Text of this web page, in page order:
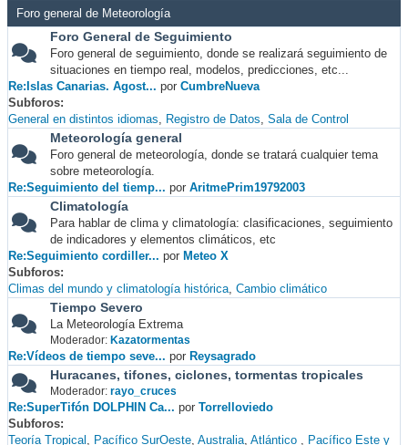
Foro general de Meteorología
Foro General de Seguimiento
Foro general de seguimiento, donde se realizará seguimiento de
situaciones en tiempo real, modelos, predicciones, etc...
Re:Islas Canarias. Agost... por CumbreNueva
Subforos
General en distintos idiomas
Registro de Datos Sala de Control
Meteorología general
Foro general de meteorología, donde se tratará cualquier tema
sobre meteorología.
Re:Seguimiento del tiemp... por AritmePrim19792003
Climatología
Para hablar de clima y climatología: clasificaciones, seguimiento
de indicadores y elementos climáticos, etc
Re:Seguimiento cordiller... por Meteo X
Subforos
Climas del mundo y climatología histórica Cambio climático
Tiempo Severo
La Meteorología Extrema
Moderador: Kazatormentas
Re:Vídeos de tiempo seve... por Reysagrado
Huracanes, tifones, ciclones, tormentas tropicales
Moderador: rayo_cruces
Re:SuperTifón DOLPHIN Ca... por Torrelloviedo
Subforos
Teoría Tropical
Pacífico SurOeste Australia Atlántico
Pacífico Este y